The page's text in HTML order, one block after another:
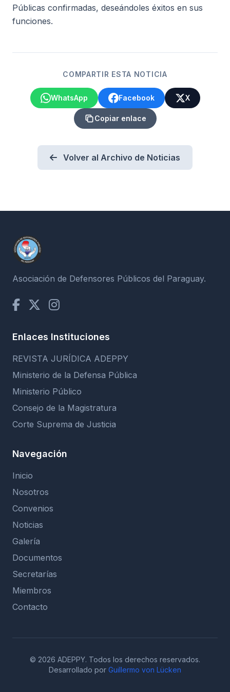
Públicas confirmadas, deseándoles éxitos en sus
funciones.
COMPARTIR ESTA NOTICIA
WhatsApp Facebook X
Copiar enlace
Volver al Archivo de Noticias
Asociación de Defensores Públicos del Paraguay.
Enlaces Instituciones
REVISTA JURÍDICA ADEPPY
Ministerio de la Defensa Pública
Ministerio Público
Consejo de la Magistratura
Corte Suprema de Justicia
Navegación
Inicio
Nosotros
Convenios
Noticias
Galería
Documentos
Secretarías
Miembros
Contacto
© 2026 ADEPPY. Todos los derechos reservados.
Desarrollado por Guillermo von Lücken